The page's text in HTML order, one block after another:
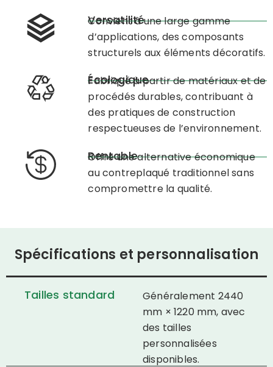
Versatilité
Convient à une large gamme
d’applications, des composants
structurels aux éléments décoratifs.
Écologique
Fabriqué à partir de matériaux et de
procédés durables, contribuant à
des pratiques de construction
respectueuses de l’environnement.
Rentable
Offre une alternative économique
au contreplaqué traditionnel sans
compromettre la qualité.
Spécifications et personnalisation
Tailles standard
Généralement 2440
mm × 1220 mm, avec
des tailles
personnalisées
disponibles.